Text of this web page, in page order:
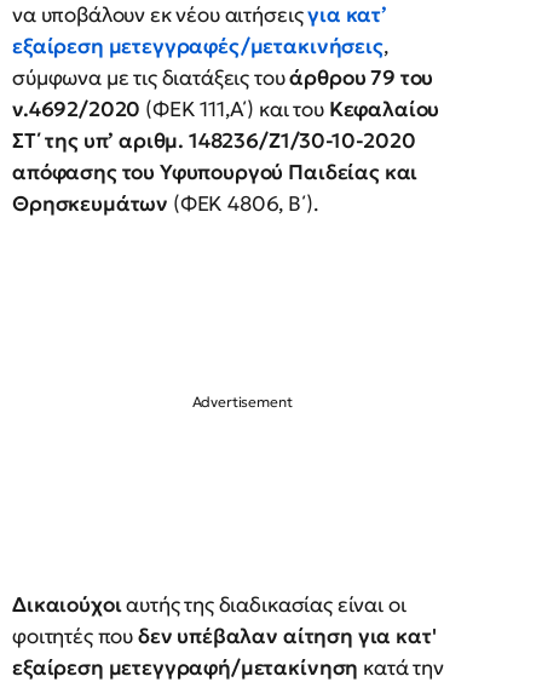
να υποβάλουν εκ νέου αιτήσειςγια κατ’
εξαίρεση μετεγγραφές/μετακινήσεις,
σύμφωνα με τις διατάξεις τουάρθρου 79 του
ν.4692/2020 (ΦΕΚ 111,Α΄) και του Κεφαλαίου
ΣΤ΄ της υπ’ αριθμ. 148236/Ζ1/30-10-2020
απόφασης του Υφυπουργού Παιδείας και
Θρησκευμάτων (ΦΕΚ 4806, Β΄).
Δικαιούχοιαυτής της διαδικασίας είναι οι
φοιτητές πουδεν υπέβαλαν αίτηση για κατ'
εξαίρεση μετεγγραφή/μετακίνηση κατά την